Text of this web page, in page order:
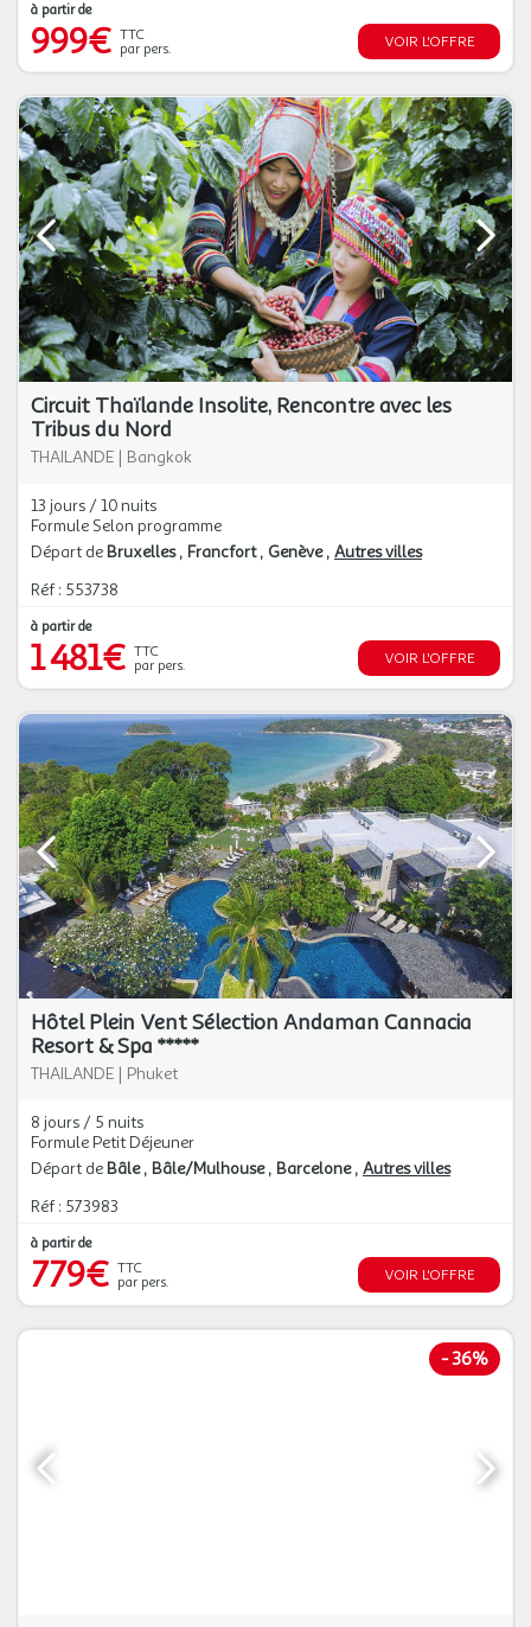
à partir de
999€ TTC
par pers.
VOIR L'OFFRE
Circuit Thaïlande Insolite, Rencontre avec les
Tribus du Nord
THAILANDE | Bangkok
13 jours / 10 nuits
Formule Selon programme
Départ de Bruxelles Francfort Genève Autres villes
Réf : 553738
à partir de
1 481€ TTC
par pers.
VOIR L'OFFRE
Hôtel Plein Vent Sélection Andaman Cannacia
Resort & Spa *****
THAILANDE | Phuket
8 jours / 5 nuits
Formule Petit Déjeuner
Départ de Bâle Bâle/Mulhouse Barcelone Autres villes
Réf : 573983
à partir de
779€ TTC
par pers.
VOIR L'OFFRE
-36%